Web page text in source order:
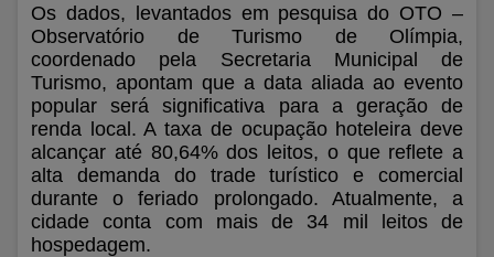
Os dados, levantados em pesquisa do OTO –
Observatório de Turismo de Olímpia,
coordenado pela Secretaria Municipal de
Turismo, apontam que a data aliada ao evento
popular será significativa para a geração de
renda local. A taxa de ocupação hoteleira deve
alcançar até 80,64% dos leitos, o que reflete a
alta demanda do trade turístico e comercial
durante o feriado prolongado. Atualmente, a
cidade conta com mais de 34 mil leitos de
hospedagem.